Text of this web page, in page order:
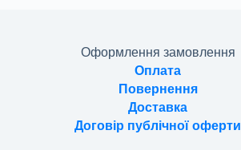
Оформлення замовлення
Оплата
Повернення
Доставка
Договір публічної оферти